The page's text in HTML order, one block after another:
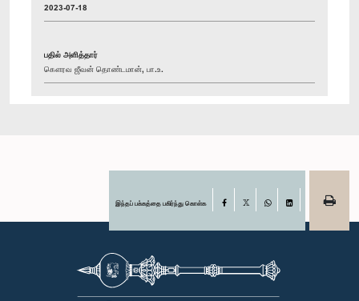
2023-07-18
பதில் அளித்தார்
கௌரவ ஜீவன் தொண்டமான், பா.உ.
இந்தப் பக்கத்தை பகிர்ந்து கொள்க Facebook